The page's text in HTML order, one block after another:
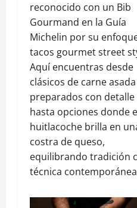
reconocido con un Bib
Gourmand en la Guía
Michelin por su
tacos gourmet street
Aquí encuentras desde
clásicos de carne asada
preparados con detalle
hasta opciones donde
huitlacoche brilla en
costra de queso,
equilibrando tradición
técnica